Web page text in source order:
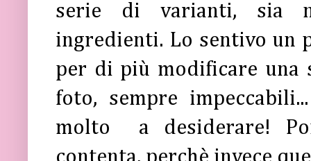
serie di varianti, sia
ingredienti. Lo sentivo un
per di più modificare una
foto, sempre
molto a desiderare!